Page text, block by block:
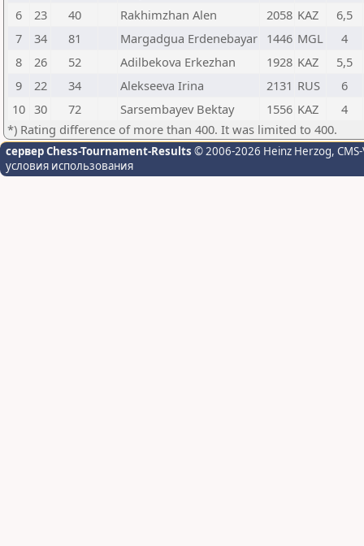
6
23 40 Rakhimzhan Alen 2058 KAZ
6,5
7
34 81 Margadgua Erdenebayar 1446 MGL
4
8
26 52 Adilbekova Erkezhan 1928 KAZ
5,5
9
22 34 Alekseeva Irina 2131 RUS
6
10 30 72 Sarsembayev Bektay 1556 KAZ
4
*) Rating difference of more than 400. It was limited to 400.
сервер Chess-Tournament-Results © 2006-2026 Heinz Herzog,
условия использования